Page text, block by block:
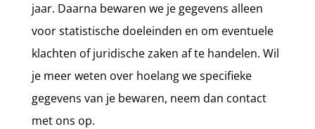
jaar. Daarna bewaren we je gegevens alleen
voor statistische doeleinden en om eventuele
klachten of juridische zaken af te handelen. Wil
je meer weten over hoelang we specifieke
gegevens van je bewaren, neem dan contact
met ons op.